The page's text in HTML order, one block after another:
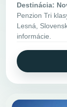
Destinácia:
Penzion Tri
Lesná,
informácie.